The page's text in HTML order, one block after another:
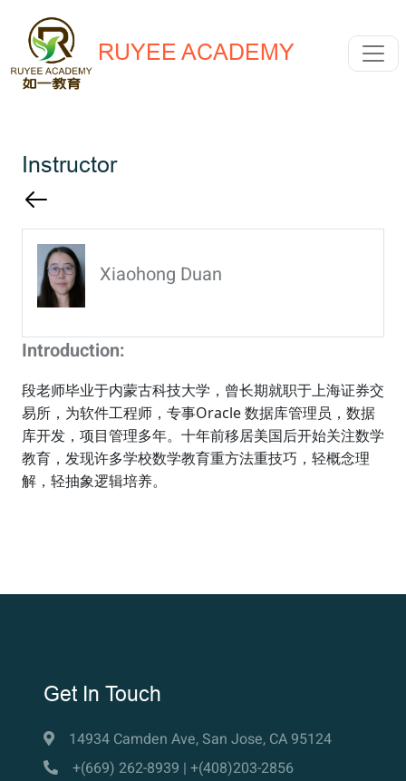
RUYEE ACADEMY
Instructor
Xiaohong Duan
Introduction:
段老师毕业于内蒙古科技大学，曾长期就职于上海证券交
易所，为软件工程师，专事Oracle 数据库管理员，数据
库开发，项目管理多年。 十年前移居美国后开始关注数学
教育，发现许多学校数学教育重方法重技巧，轻概念理
解，轻抽象逻辑培养。
Get In Touch
14934 Camden Ave, San Jose, CA 95124
+(669) 262-8939 | +(408)203-2856